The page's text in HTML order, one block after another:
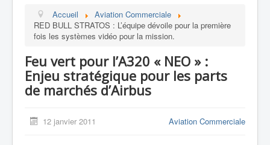
Aviation Commerciale
Aviation d'Affaire
Aviation Militaire
Europespace
Accueil
Aviation Commerciale
RED BULL STRATOS : L’équipe dévoile pour la première
fois les systèmes vidéo pour la mission.
Feu vert pour l’A320 « NEO » :
Enjeu stratégique pour les parts
de marchés d’Airbus
12 janvier 2011 Aviation Commerciale